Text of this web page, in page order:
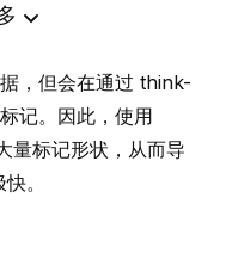
，但会在通过 think-
标记。因此，使用
量标记形状，从而导
。